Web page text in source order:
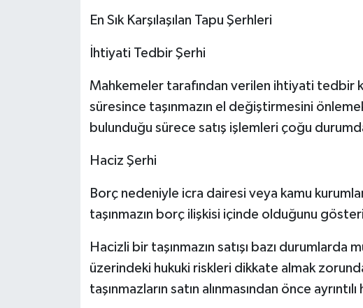
En Sık Karşılaşılan Tapu Şerhleri
İhtiyati Tedbir Şerhi
Mahkemeler tarafından verilen ihtiyati tedbir
süresince taşınmazın el değiştirmesini
bulunduğu sürece satış işlemleri çoğu
Haciz Şerhi
Borç nedeniyle icra dairesi veya kamu
taşınmazın borç ilişkisi içinde olduğunu
Hacizli bir taşınmazın satışı bazı durumlarda
üzerindeki hukuki riskleri dikkate almak
taşınmazların satın alınmasından önce